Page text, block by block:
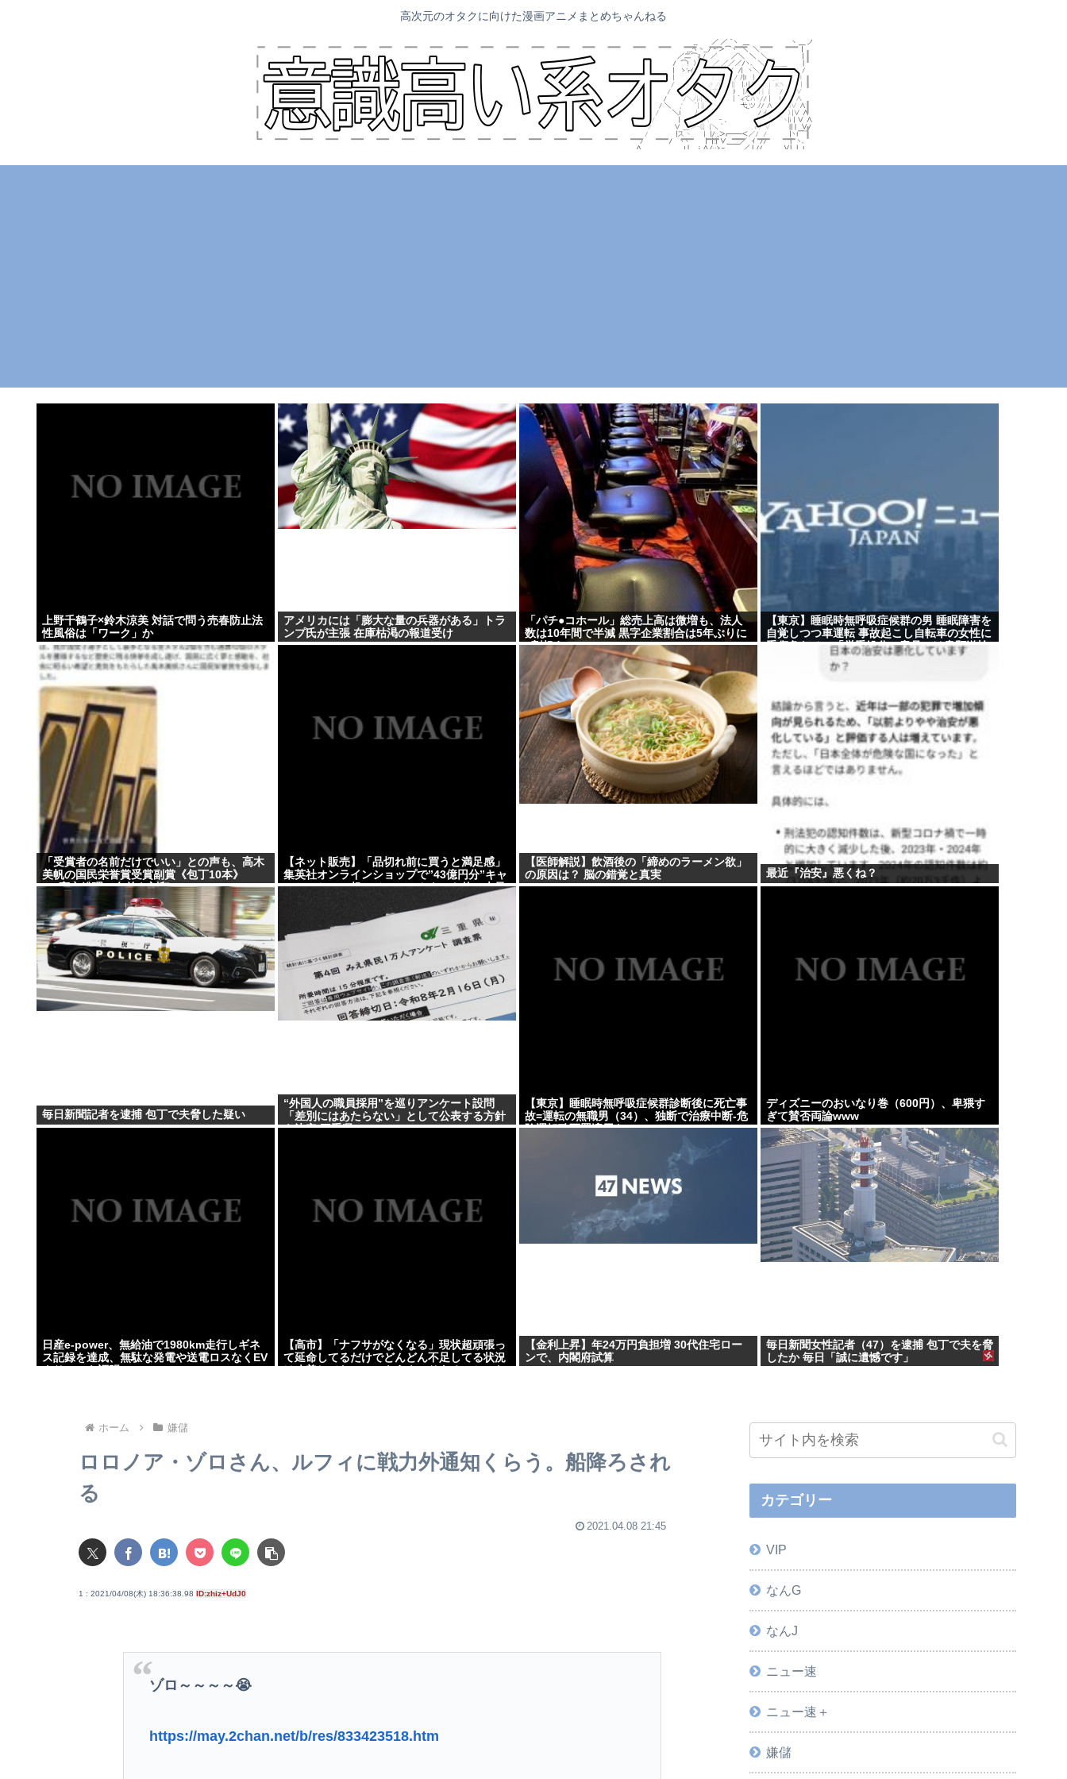
高次元のオタクに向けた漫画アニメまとめちゃんねる
上野千鶴子×鈴木涼美 対話で問う売春防止法
性風俗は「ワーク」か
アメリカには「膨大な量の兵器がある」トラ
ンプ氏が主張 在庫枯渇の報道受け
「パチ●コホール」総売上高は微増も、法人
数は10年間で半減 黒字企業割合は5年ぶりに
7割超え
【東京】睡眠時無呼吸症候群の男 睡眠障害を
自覚しつつ車運転 事故起こし自転車の女性に
重傷負わせ…「厳重処分」意見つけ書類送検
「受賞者の名前だけでいい」との声も、高木
美帆の国民栄誉賞受賞副賞《包丁10本》
に”高市総理の名前も刻印”
【ネット販売】「品切れ前に買うと満足感」
集英社オンラインショップで”43億円分”キャ
ンセルか 200超のメールアカウント使い大量
【医師解説】飲酒後の「締めのラーメン欲」
の原因は？ 脳の錯覚と真実
最近『治安』悪くね？
毎日新聞記者を逮捕 包丁で夫脅した疑い
“外国人の職員採用”を巡りアンケート設問
「差別にはあたらない」として公表する方針
を決定 三重県
【東京】睡眠時無呼吸症候群診断後に死亡事
故=運転の無職男（34）、独断で治療中断-危
険運転致死罪適用も
ディズニーのおいなり巻（600円）、卑猥す
ぎて賛否両論www
日産e-power、無給油で1980km走行しギネ
ス記録を達成、無駄な発電や送電ロスなくEV
【高市】「ナフサがなくなる」現状超頑張っ
て延命してるだけでどんどん不足してる状況
【金利上昇】年24万円負担増 30代住宅ロー
ンで、内閣府試算
毎日新聞女性記者（47）を逮捕 包丁で夫を脅
したか 毎日「誠に遺憾です」
ホーム 嫌儲
ロロノア・ゾロさん、ルフィに戦力外通知くらう。船降ろされ
る
2021.04.08 21:45
1 : 2021/04/08(木) 18:36:38.98 ID:zhiz+UdJ0
ゾロ～～～～😭
https://may.2chan.net/b/res/833423518.htm
カテゴリー
VIP
なんG
なんJ
ニュー速
ニュー速＋
嫌儲